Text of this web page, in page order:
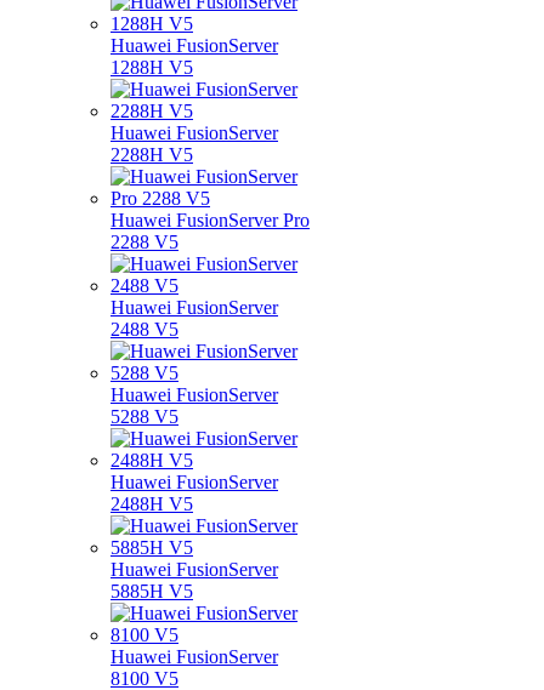
Huawei FusionServer
1288H V5
Huawei FusionServer
2288H V5
Huawei FusionServer Pro
2288 V5
Huawei FusionServer
2488 V5
Huawei FusionServer
5288 V5
Huawei FusionServer
2488H V5
Huawei FusionServer
5885H V5
Huawei FusionServer
8100 V5